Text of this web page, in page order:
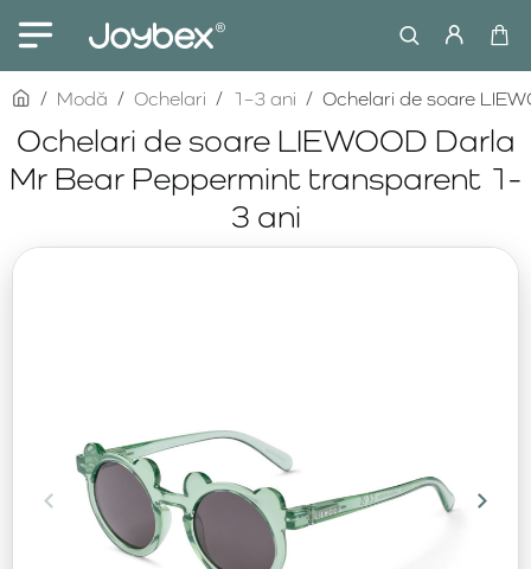
Ochelari de soare LIEWOOD Darla
Mr Bear Peppermint transparent 1-
3 ani
homeModă Ochelari 1–3 ani Ochelari de soare